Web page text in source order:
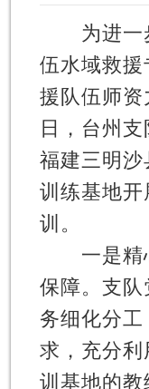
为进一步
伍水域救援
援队伍师资
日，台州
福建三明沙
训练基地
训。
一是精心
保障。支
务细化分
求，充分
训基地的教